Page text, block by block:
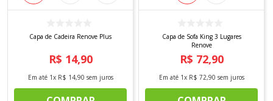
Capa de Cadeira Renove Plus
R$ 14,90
Em até 1x R$ 14,90 sem juros
Capa de Sofa King 3 Lugares
Renove
R$ 72,90
Em até 1x R$ 72,90 sem juros
tricoline digital